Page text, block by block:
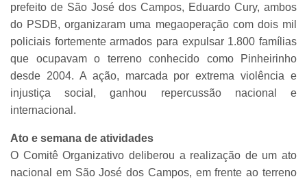
prefeito de São José dos Campos, Eduardo Cury, ambos
do PSDB, organizaram uma megaoperação com dois mil
policiais fortemente armados para expulsar 1.800 famílias
que ocupavam o terreno conhecido como Pinheirinho
desde 2004. A ação, marcada por extrema violência e
injustiça social, ganhou repercussão nacional e
internacional.
Ato e semana de atividades
O Comitê Organizativo deliberou a realização de um ato
nacional em São José dos Campos, em frente ao terreno